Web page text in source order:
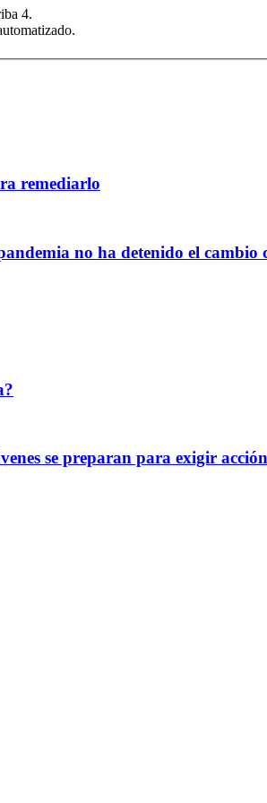
4.
remediarlo
no ha detenido el cambio
se preparan para exigir